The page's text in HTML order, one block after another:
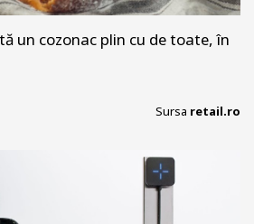
un cozonac plin cu de toate, în
Sursa retail.ro